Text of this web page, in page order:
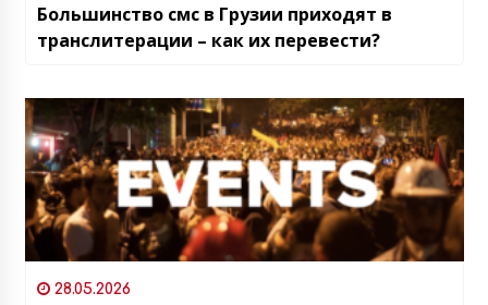
Большинство смс в Грузии приходят в
транслитерации – как их перевести?
28.05.2026